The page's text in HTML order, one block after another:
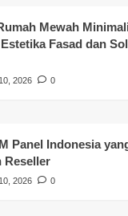
Mewah
Fasad dan
2026 0
Panel Indonesia
Reseller
2026 0